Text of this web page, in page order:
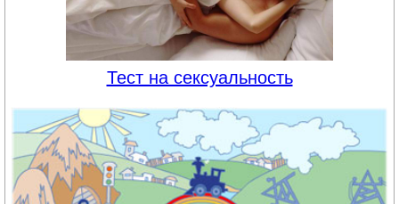
Тест на сексуальность